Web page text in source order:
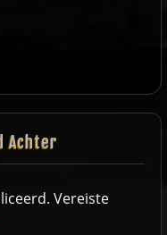
Achter
Vereiste